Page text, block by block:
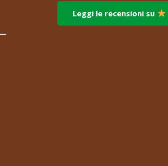
Leggi le recensioni su